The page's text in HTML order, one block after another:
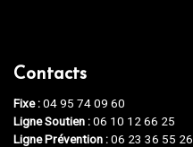
Contacts
Fixe :04 95 74 09 60
Ligne Soutien :06 10 12 66 25
Ligne Prévention :06 23 36 55 26